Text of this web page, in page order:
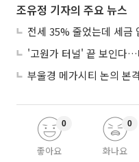
조유정 기자의 주요 뉴스
좋아요
0
화나요
0